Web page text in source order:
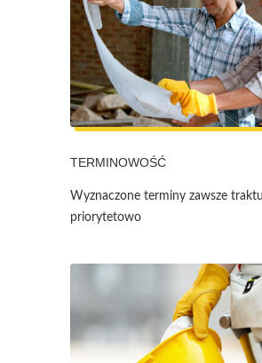
TERMINOWOŚĆ
Wyznaczone terminy zawsze
priorytetowo